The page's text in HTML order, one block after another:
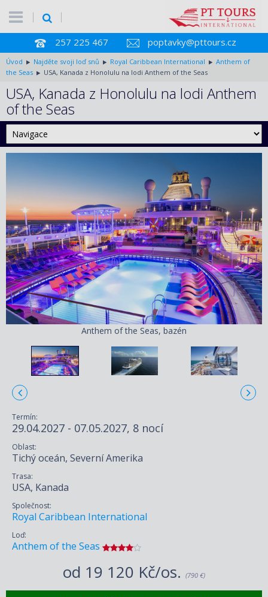
257 225 467 poptavky@pttours.cz
Úvod Najděte svoji loď snů Royal Caribbean International
Anthem of
the Seas
USA, Kanada z Honolulu na lodi Anthem of the Seas
USA, Kanada z Honolulu na lodi Anthem
of the Seas
Anthem of the Seas, bazén
Termín:
29.04.2027 - 07.05.2027, 8 nocí
Oblast:
Tichý oceán, Severní Amerika
Trasa:
USA, Kanada
Společnost:
Royal Caribbean International
Loď:
Anthem of the Seas
od 19 120 Kč/os. (790 €)